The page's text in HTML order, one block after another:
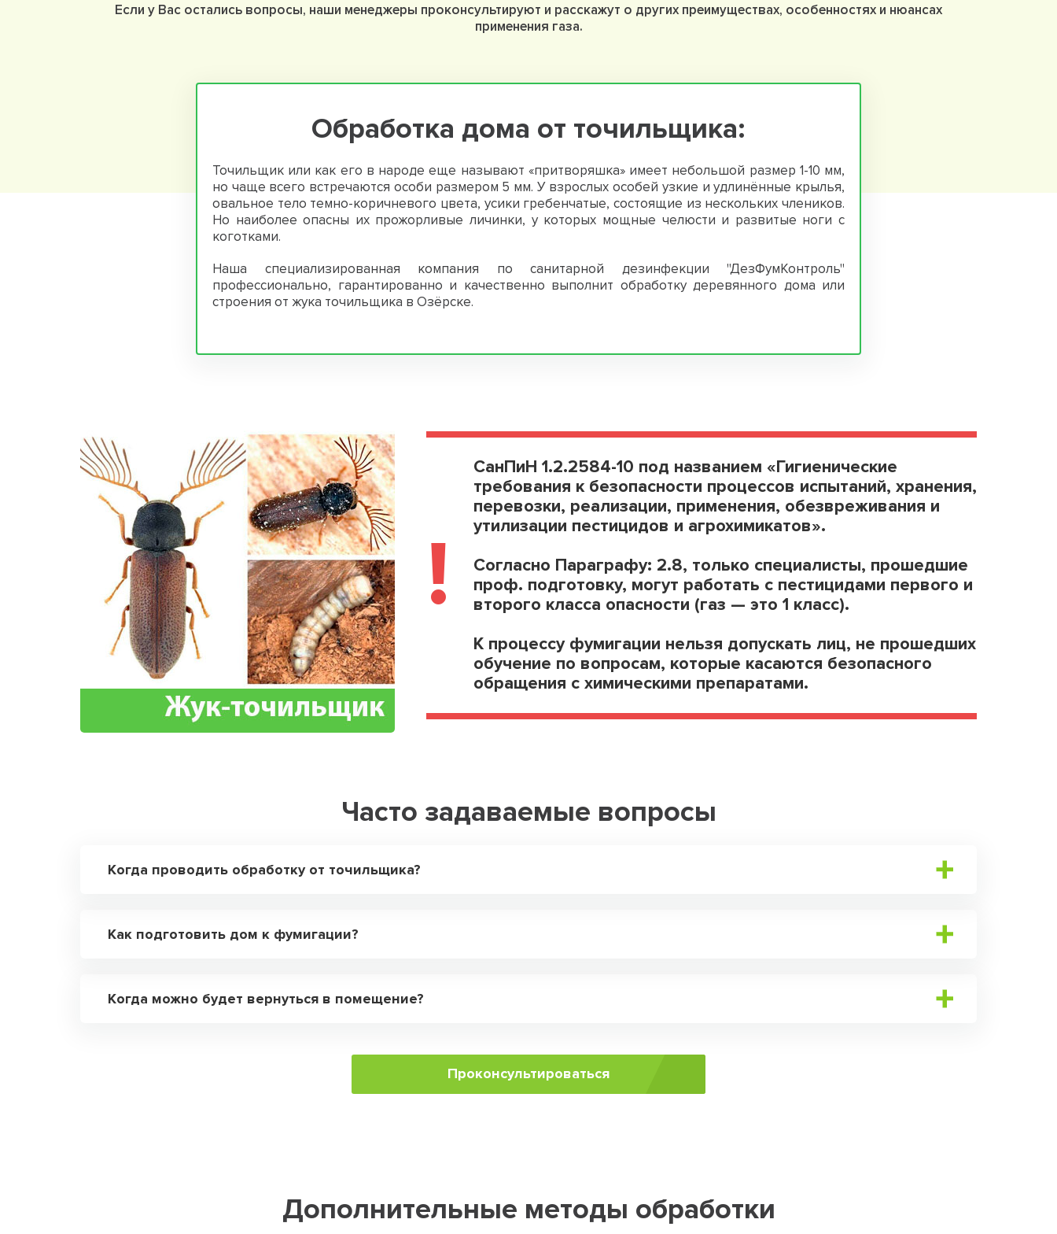
Если у Вас остались вопросы, наши менеджеры проконсультируют и расскажут о других преимуществах, особенностях и нюансах
применения газа.
Обработка дома от точильщика:
Точильщик или как его в народе еще называют «притворяшка» имеет небольшой размер 1-10 мм,
но чаще всего встречаются особи размером 5 мм. У взрослых особей узкие и удлинённые крылья,
овальное тело темно-коричневого цвета, усики гребенчатые, состоящие из нескольких члеников.
Но наиболее опасны их прожорливые личинки, у которых мощные челюсти и развитые ноги с
коготками.
Наша специализированная компания по санитарной дезинфекции "ДезФумКонтроль"
профессионально, гарантированно и качественно выполнит обработку деревянного дома или
строения от жука точильщика в Озёрске.
!
СанПиН 1.2.2584-10 под названием «Гигиенические
требования к безопасности процессов испытаний, хранения,
перевозки, реализации, применения, обезвреживания и
утилизации пестицидов и агрохимикатов».
Согласно Параграфу: 2.8, только специалисты, прошедшие
проф. подготовку, могут работать с пестицидами первого и
второго класса опасности (газ — это 1 класс).
К процессу фумигации нельзя допускать лиц, не прошедших
обучение по вопросам, которые касаются безопасного
обращения с химическими препаратами.
Часто задаваемые вопросы
Когда проводить обработку от точильщика?
Как подготовить дом к фумигации?
Когда можно будет вернуться в помещение?
Проконсультироваться
Дополнительные методы обработки